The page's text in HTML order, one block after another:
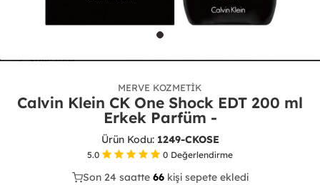
MERVE KOZMETIK
Calvin Klein CK One Shock EDT 200 ml
Erkek Parfüm -
Ürün Kodu: 1249-CKOSE
5.0 0 Değerlendirme
36
Son 24 saatte 68 kişi sepete ekledi
23